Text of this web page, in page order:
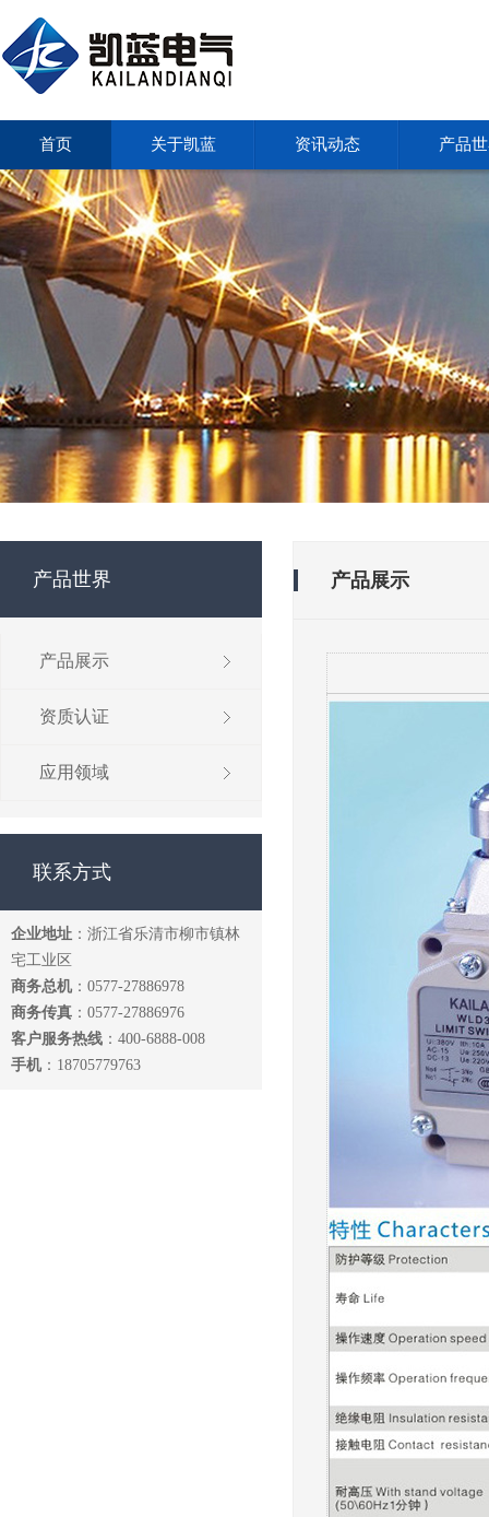
首页 关于凯蓝 资讯动态 产品
产品世界
产品展示
资质认证
应用领域
联系方式
企业地址 ：浙江省乐清市柳市镇林
宅工业区
商务总机 ：0577-27886978
商务传真 ：0577-27886976
客户服务热线 ：400-6888-008
手机 ：18705779763
产品展示